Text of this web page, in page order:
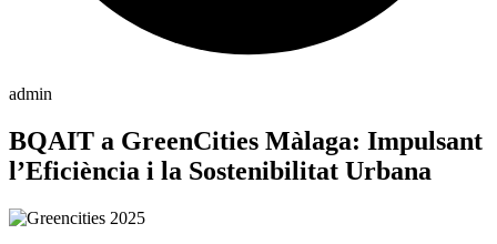
admin
BQAIT a GreenCities Màlaga: Impulsant
l’Eficiència i la Sostenibilitat Urbana